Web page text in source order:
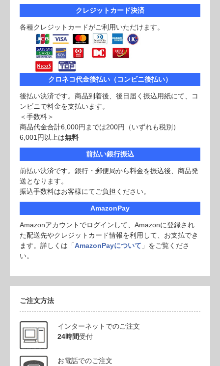
クレジットカード決済
各種クレジットカードがご利用いただけます。
クロネコ代金後払い（コンビニ後払い）
後払い決済です。商品到着後、後日届く振込用紙にて、コ
ンビニで料金を支払います。
＜手数料＞
商品代金合計6,000円までは200円（いずれも税別）
6,001円以上は無料
前払い銀行振込
前払い決済です。銀行・郵便局から料金を振込後、商品発
送となります。
振込手数料はお客様にてご負担ください。
AmazonPay
Amazonアカウントでログインして、Amazonに登録され
た配送先やクレジットカード情報を利用して、お支払でき
ます。詳しくは「AmazonPayについて 」をご覧くださ
い。
ご注文方法
インターネットでのご注文
24時間受付
お電話でのご注文